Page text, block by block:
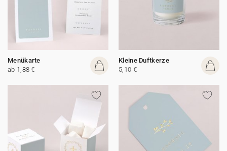
Menükarte
ab 1,88 €
Kleine Duftkerze
5,10 €